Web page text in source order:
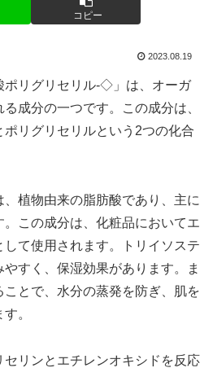
コピー
2023.08.19
ポリグリセリル-◇」は、オーガ
成分の一つです。この成分は、
ポリグリセリルという2つの化合
、植物由来の脂肪酸であり、主に
この成分は、化粧品においてエ
て使用されます。トリイソステ
すく、保湿効果があります。ま
とで、水分の蒸発を防ぎ、肌を
。
リンとエチレンオキシドを反応